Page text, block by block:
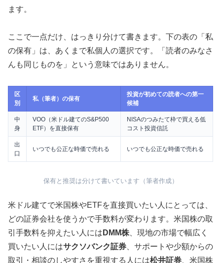
ます。
ここで一点だけ、はっきり分けて書きます。下の表の「私
の保有」は、あくまで私個人の選択です。「読者のみなさ
んも同じものを」という意味ではありません。
区
別
私（筆者）の保有
投資が初めての読者への第一
候補
中
身
VOO（米ドル建てのS&P500
ETF）を直接保有
NISAのつみたて枠で買える低
コスト投資信託
出
口
いつでも公正な時価で売れる いつでも公正な時価で売れる
保有と推奨は分けて書いています（筆者作成）
米ドル建てで米国株やETFを直接買いたい人にとっては、
どの証券会社を使うかで手数料が変わります。米国株の取
引手数料を抑えたい人には DMM株 、現地の市場で幅広く
買いたい人にはサクソバンク証券 、サポートや少額からの
取引・相談のしやすさを重視する人には松井証券 、米国株